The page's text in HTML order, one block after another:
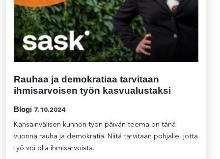
Rauhaa ja demokratiaa tarvitaan
ihmisarvoisen työn kasvualustaksi
Blogi 7.10.2024
Kansainvälisen kunnon työn päivän teema on tänä
vuonna rauha ja demokratia. Niitä tarvitaan pohjalle, jotta
työ voi olla ihmisarvoista.